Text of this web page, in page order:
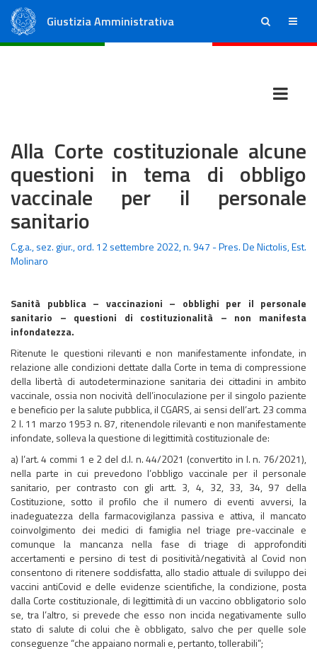
Giustizia Amministrativa ricerca menu
Alla Corte costituzionale alcune
questioni in tema di obbligo
vaccinale per il personale
sanitario
C.g.a., sez. giur., ord. 12 settembre 2022, n. 947 - Pres. De Nictolis, Est.
Molinaro
Sanità pubblica – vaccinazioni – obblighi per il personale
sanitario – questioni di costituzionalità – non manifesta
infondatezza.
Ritenute le questioni rilevanti e non manifestamente infondate, in
relazione alle condizioni dettate dalla Corte in tema di compressione
della libertà di autodeterminazione sanitaria dei cittadini in ambito
vaccinale, ossia non nocività dell’inoculazione per il singolo paziente
e beneficio per la salute pubblica, il CGARS, ai sensi dell’art. 23 comma
2 l. 11 marzo 1953 n. 87, ritenendole rilevanti e non manifestamente
infondate, solleva la questione di legittimità costituzionale de:
a) l’art. 4 commi 1 e 2 del d.l. n. 44/2021 (convertito in l. n. 76/2021),
nella parte in cui prevedono l’obbligo vaccinale per il personale
sanitario, per contrasto con gli artt. 3, 4, 32, 33, 34, 97 della
Costituzione, sotto il profilo che il numero di eventi avversi, la
inadeguatezza della farmacovigilanza passiva e attiva, il mancato
coinvolgimento dei medici di famiglia nel triage pre-vaccinale e
comunque la mancanza nella fase di triage di approfonditi
accertamenti e persino di test di positività/negatività al Covid non
consentono di ritenere soddisfatta, allo stadio attuale di sviluppo dei
vaccini antiCovid e delle evidenze scientifiche, la condizione, posta
dalla Corte costituzionale, di legittimità di un vaccino obbligatorio solo
se, tra l’altro, si prevede che esso non incida negativamente sullo
stato di salute di colui che è obbligato, salvo che per quelle sole
conseguenze “che appaiano normali e, pertanto, tollerabili”;